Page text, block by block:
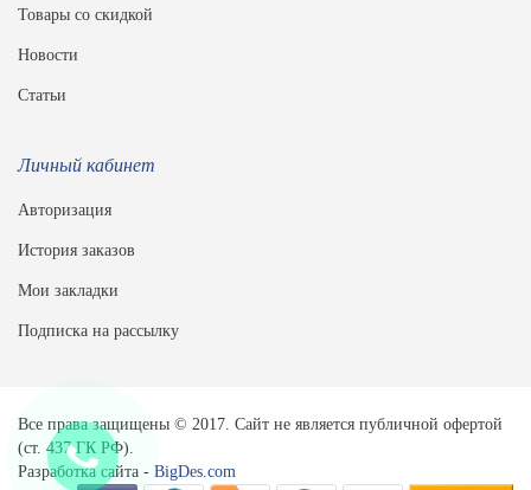
Товары со скидкой
Новости
Статьи
Личный кабинет
Авторизация
История заказов
Мои закладки
Подписка на рассылку
Все права защищены © 2017. Сайт не является публичной офертой
(ст. 437 ГК РФ).
Разработка сайта - BigDes.com